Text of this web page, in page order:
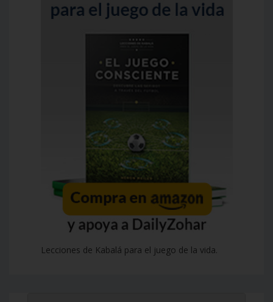
Lecciones de Kabalá para el juego de la vida.